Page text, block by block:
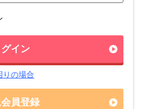
グイン
りの場合
員登録